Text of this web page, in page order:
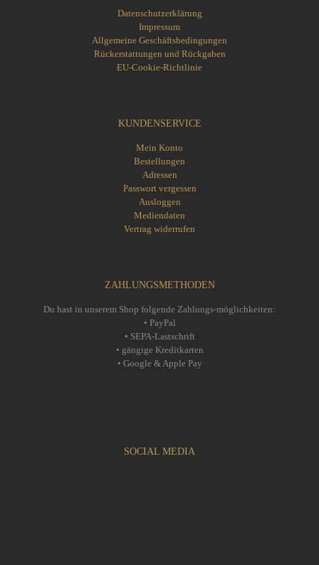
Datenschutzerklärung
Impressum
Allgemeine Geschäftsbedingungen
Rückerstattungen und Rückgaben
EU-Cookie-Richtlinie
KUNDENSERVICE
Mein Konto
Bestellungen
Adressen
Passwort vergessen
Ausloggen
Mediendaten
Vertrag widerrufen
ZAHLUNGSMETHODEN
Du hast in unserem Shop folgende Zahlungs-möglichkeiten:
• PayPal
• SEPA-Lastschrift
• gängige Kreditkarten
• Google & Apple Pay
SOCIAL MEDIA